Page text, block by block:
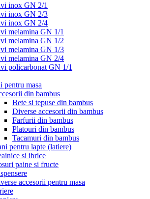
inox GN 2/1
inox GN 2/3
inox GN 2/4
melamina GN 1/1
melamina GN 1/2
melamina GN 1/3
melamina GN 2/4
policarbonat GN 1/1
pentru masa
din bambus
Bete si tepuse din bambus
Diverse accesorii din bambus
Farfurii din bambus
Platouri din bambus
Tacamuri din bambus
pentru lapte (latiere)
si ibrice
paine si fructe
accesorii pentru masa